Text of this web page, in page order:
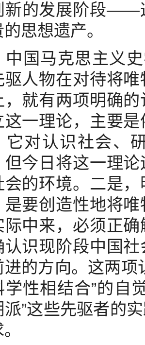
新的发展阶段——
思想遗产。
马克思主义史
驱人物在对待将
，就有两项明确
这一理论，主要
它对认识社会、
但今日将这一理
会的环境。二是
是要创造性地将
际中来，必须正
认识现阶段中国
进的方向。这两项
学性相结合”的自
派”这些先驱者的